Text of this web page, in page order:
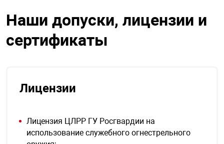
Наши допуски, лицензии и
сертификаты
Лицензии
Лицензия ЦЛРР ГУ Росгвардии на
использование служебного огнестрельного